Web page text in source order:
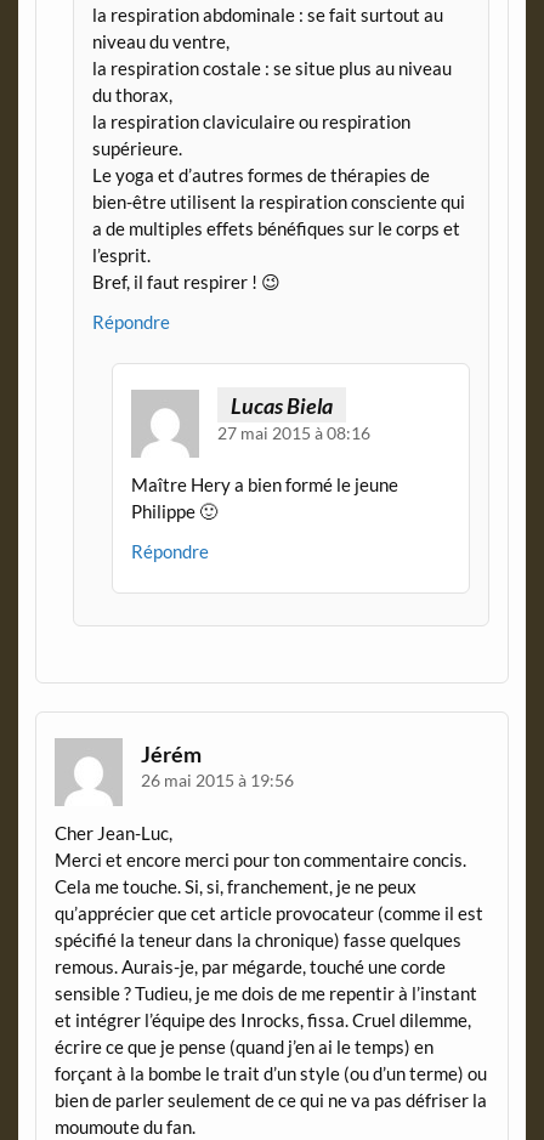
la respiration abdominale : se fait surtout au
niveau du ventre,
la respiration costale : se situe plus au niveau
du thorax,
la respiration claviculaire ou respiration
supérieure.
Le yoga et d’autres formes de thérapies de
bien-être utilisent la respiration consciente qui
a de multiples effets bénéfiques sur le corps et
l’esprit.
Bref, il faut respirer ! 😉
Répondre
Lucas Biela
27 mai 2015 à 08:16
Maître Hery a bien formé le jeune
Philippe 🙂
Répondre
Jérém
26 mai 2015 à 19:56
Cher Jean-Luc,
Merci et encore merci pour ton commentaire concis.
Cela me touche. Si, si, franchement, je ne peux
qu’apprécier que cet article provocateur (comme il est
spécifié la teneur dans la chronique) fasse quelques
remous. Aurais-je, par mégarde, touché une corde
sensible ? Tudieu, je me dois de me repentir à l’instant
et intégrer l’équipe des Inrocks, fissa. Cruel dilemme,
écrire ce que je pense (quand j’en ai le temps) en
forçant à la bombe le trait d’un style (ou d’un terme) ou
bien de parler seulement de ce qui ne va pas défriser la
moumoute du fan.